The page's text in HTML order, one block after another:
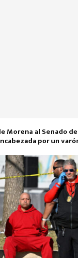
Morena al Senado
por un